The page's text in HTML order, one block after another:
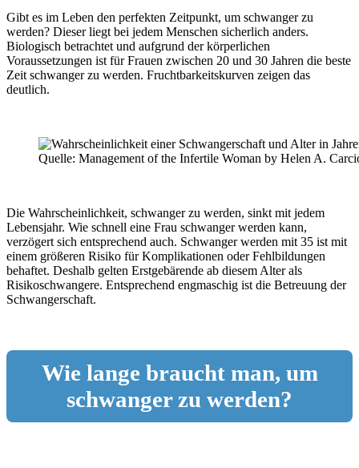
Gibt es im Leben den perfekten Zeitpunkt, um schwanger zu
werden? Dieser liegt bei jedem Menschen sicherlich anders.
Biologisch betrachtet und aufgrund der körperlichen
Voraussetzungen ist für Frauen zwischen 20 und 30 Jahren die beste
Zeit schwanger zu werden. Fruchtbarkeitskurven zeigen das
deutlich.
Quelle: Management of the Infertile Woman by Helen A.
Die Wahrscheinlichkeit, schwanger zu werden, sinkt mit jedem
Lebensjahr. Wie schnell eine Frau schwanger werden kann,
verzögert sich entsprechend auch. Schwanger werden mit 35 ist mit
einem größeren Risiko für Komplikationen oder Fehlbildungen
behaftet. Deshalb gelten Erstgebärende ab diesem Alter als
Risikoschwangere. Entsprechend engmaschig ist die Betreuung der
Schwangerschaft.
Wie lange braucht man, um
schwanger zu werden?